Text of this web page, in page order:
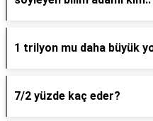
1 trilyon mu daha büyük
7/2 yüzde kaç eder?